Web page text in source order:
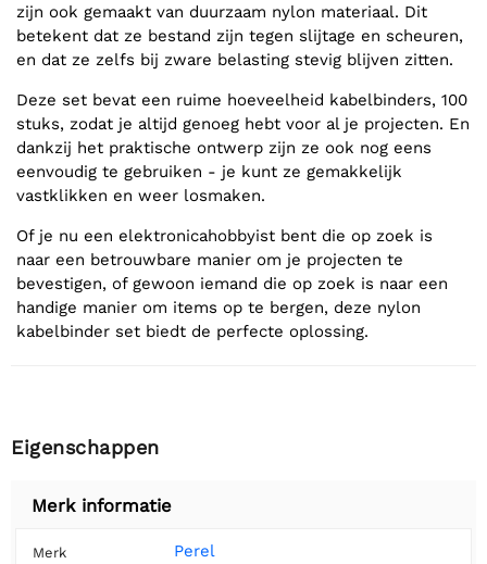
zijn ook gemaakt van duurzaam nylon materiaal. Dit
betekent dat ze bestand zijn tegen slijtage en scheuren,
en dat ze zelfs bij zware belasting stevig blijven zitten.
Deze set bevat een ruime hoeveelheid kabelbinders, 100
stuks, zodat je altijd genoeg hebt voor al je projecten. En
dankzij het praktische ontwerp zijn ze ook nog eens
eenvoudig te gebruiken - je kunt ze gemakkelijk
vastklikken en weer losmaken.
Of je nu een elektronicahobbyist bent die op zoek is
naar een betrouwbare manier om je projecten te
bevestigen, of gewoon iemand die op zoek is naar een
handige manier om items op te bergen, deze nylon
kabelbinder set biedt de perfecte oplossing.
Eigenschappen
Merk informatie
Merk Perel